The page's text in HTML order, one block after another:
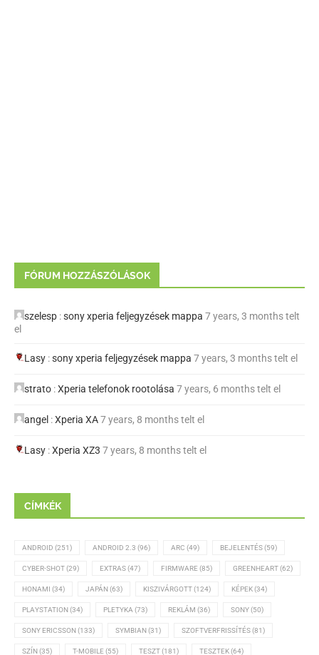
FÓRUM HOZZÁSZÓLÁSOK
szelesp :sony xperia feljegyzések mappa 7 years, 3 months telt
el
Lasy :sony xperia feljegyzések mappa 7 years, 3 months telt el
strato :Xperia telefonok rootolása 7 years, 6 months telt el
angel :Xperia XA7 years, 8 months telt el
Lasy :Xperia XZ3 7 years, 8 months telt el
CÍMKÉK
ANDROID (251) ANDROID 2.3 (96) ARC (49) BEJELENTÉS(59)
CYBER-SHOT(29) EXTRAS(47) FIRMWARE (85) GREENHEART(62)
HONAMI (34) JAPÁN(63) KISZIVÁRGOTT(124) KÉPEK(34)
PLAYSTATION(34) PLETYKA (73) REKLÁM (36) SONY(50)
SONY ERICSSON(133) SYMBIAN(31) SZOFTVERFRISSÍTÉS(81)
SZÍN(35) T-MOBILE (55) TESZT(181) TESZTEK(64)